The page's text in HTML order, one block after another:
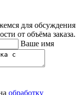
для обсуждения
от объёма заказа.
Ваше имя
обработку